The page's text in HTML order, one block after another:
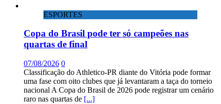
ESPORTES
Copa do Brasil pode ter só campeões nas
quartas de final
07/08/2026 0
Classificação do Athletico-PR diante do Vitória pode formar
uma fase com oito clubes que já levantaram a taça do torneio
nacional A Copa do Brasil de 2026 pode registrar um cenário
raro nas quartas de [...]